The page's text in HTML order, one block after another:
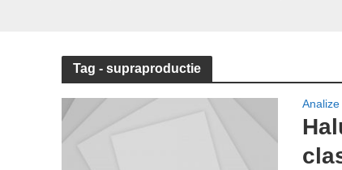
Tag - supraproductie